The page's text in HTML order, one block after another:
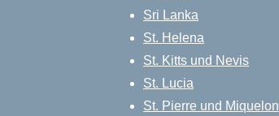
Sri Lanka
St. Helena
St. Kitts und Nevis
St. Lucia
St. Pierre und Miquelon